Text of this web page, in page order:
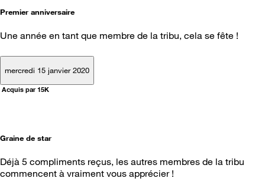
Premier anniversaire
Une année en tant que membre de la tribu, cela se fête !
mercredi 15 janvier 2020
Acquis par 15K
Graine de star
Déjà 5 compliments reçus, les autres membres de la tribu
commencent à vraiment vous apprécier !